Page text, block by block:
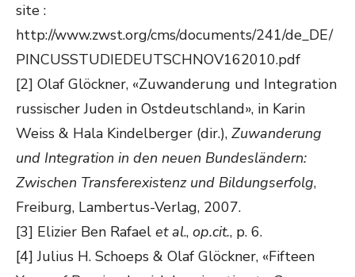
site :
http://www.zwst.org/cms/documents/241/de_DE/
PINCUSSTUDIEDEUTSCHNOV162010.pdf
[2] Olaf Glöckner, «Zuwanderung und Integration
russischer Juden in Ostdeutschland», in Karin
Weiss & Hala Kindelberger (dir.), Zuwanderung
und Integration in den neuen Bundesländern:
Zwischen Transferexistenz und Bildungserfolg,
Freiburg, Lambertus-Verlag, 2007.
[3] Elizier Ben Rafael et al., op.cit., p. 6.
[4] Julius H. Schoeps & Olaf Glöckner, «Fifteen